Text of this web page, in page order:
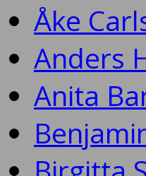
Åke
Anders
Anita